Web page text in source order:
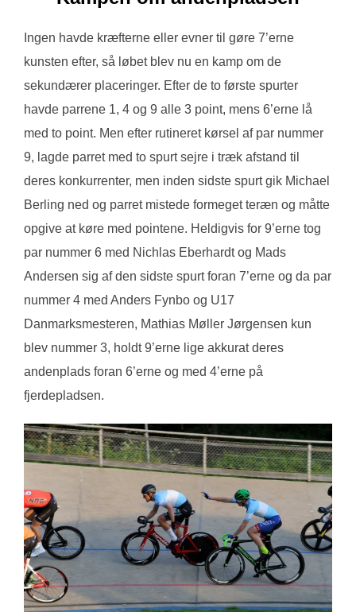
Ingen havde kræfterne eller evner til gøre 7’erne
kunsten efter, så løbet blev nu en kamp om de
sekundærer placeringer. Efter de to første spurter
havde parrene 1, 4 og 9 alle 3 point, mens 6’erne lå
med to point. Men efter rutineret kørsel af par nummer
9, lagde parret med to spurt sejre i træk afstand til
deres konkurrenter, men inden sidste spurt gik Michael
Berling ned og parret mistede formeget teræn og måtte
opgive at køre med pointene. Heldigvis for 9’erne tog
par nummer 6 med Nichlas Eberhardt og Mads
Andersen sig af den sidste spurt foran 7’erne og da par
nummer 4 med Anders Fynbo og U17
Danmarksmesteren, Mathias Møller Jørgensen kun
blev nummer 3, holdt 9’erne lige akkurat deres
andenplads foran 6’erne og med 4’erne på
fjerdepladsen.